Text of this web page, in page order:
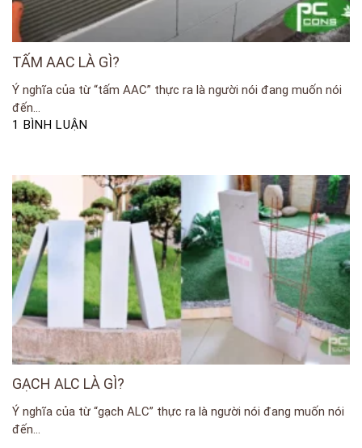
TẤM AAC LÀ GÌ?
Ý nghĩa của từ “tấm AAC” thực ra là người nói đang muốn nói
đến...
1 BÌNH LUẬN
GẠCH ALC LÀ GÌ?
Ý nghĩa của từ “gạch ALC” thực ra là người nói đang muốn nói
đến...